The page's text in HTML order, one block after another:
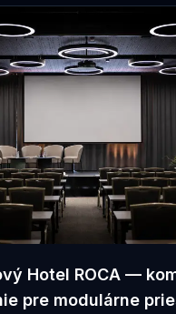
Hotel ROCA —
pre modulárne